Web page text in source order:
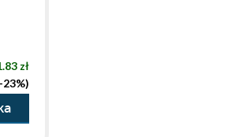
zł
23%)